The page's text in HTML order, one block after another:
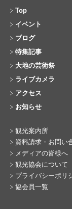
Top
イベント
ブログ
特集記事
大地の芸術祭
ライブカメラ
アクセス
お知らせ
観光案内所
資料請求・お問い
メディアの皆様へ
観光協会について
プライバシーポリ
協会員一覧